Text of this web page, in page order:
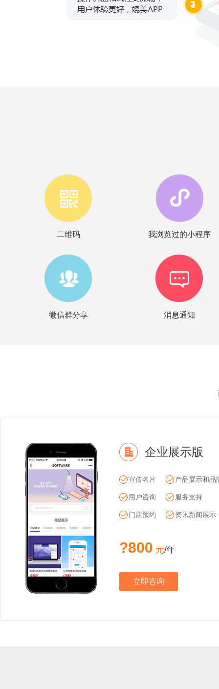
二维码 我浏览过的小程序
微信群分享 消息通知
企业展示版
宣传名片 产品展示和品
用户咨询 服务支持
门店预约 资讯新闻展示
?800 元/年
立即咨询